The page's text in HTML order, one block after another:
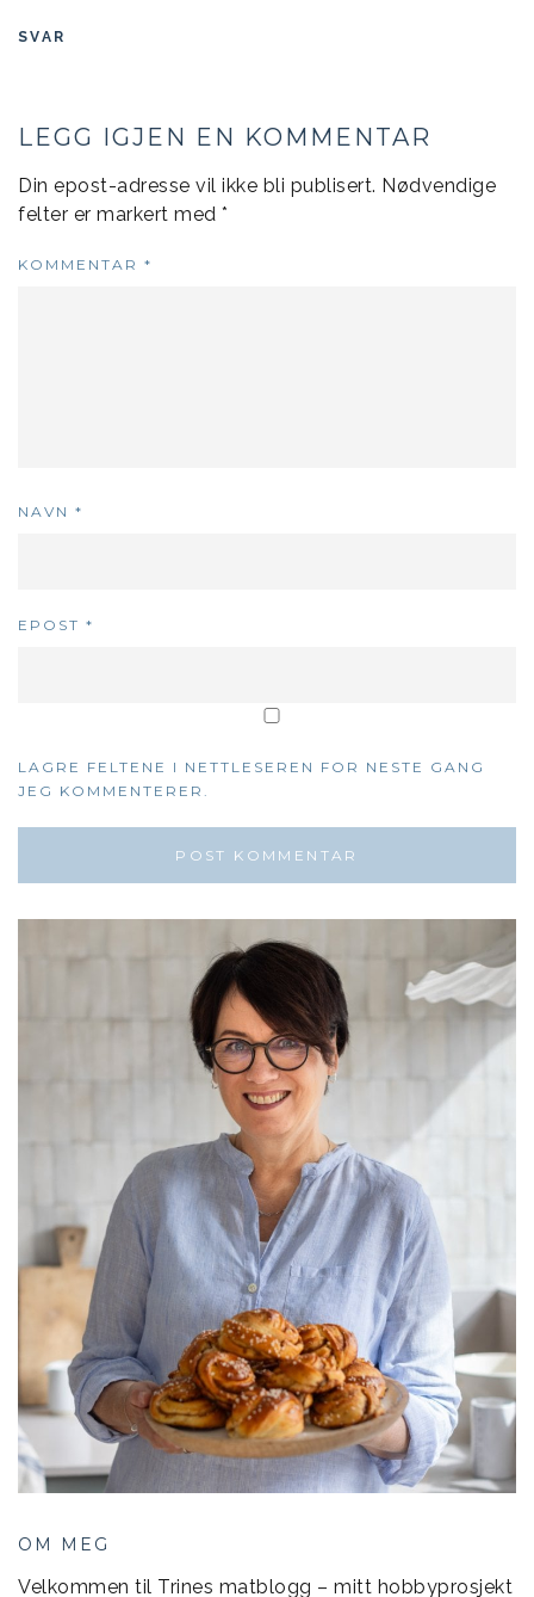
SVAR
LEGG IGJEN EN KOMMENTAR
Din epost-adresse vil ikke bli publisert. Nødvendige
felter er markert med *
KOMMENTAR *
NAVN *
EPOST *
LAGRE FELTENE I NETTLESEREN FOR NESTE GANG
JEG KOMMENTERER.
OM MEG
Velkommen til Trines matblogg – mitt hobbyprosjekt